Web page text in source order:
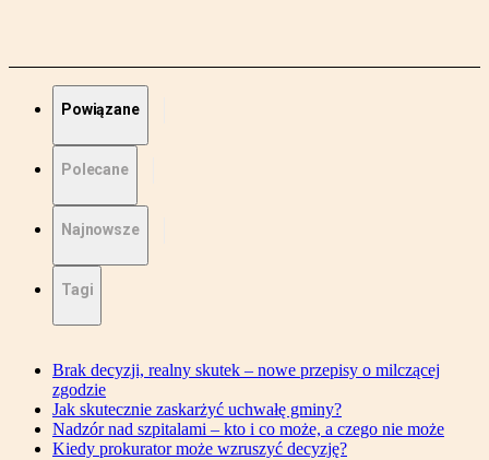
Powiązane
Polecane
Najnowsze
Tagi
Brak decyzji, realny skutek – nowe przepisy o milczącej
zgodzie
Jak skutecznie zaskarżyć uchwałę gminy?
Nadzór nad szpitalami – kto i co może, a czego nie może
Kiedy prokurator może wzruszyć decyzję?